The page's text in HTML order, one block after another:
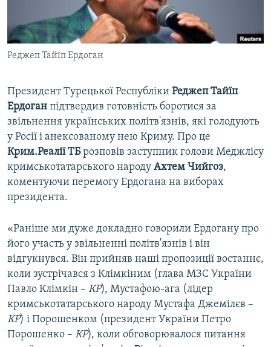
СВІДЧЕННЯ ОКУПАЦІЇ
УКРАЇНСЬКА ПРОБЛЕМА КРИМУ
ІНФОГРАФІКА
Qırımtatar
ДОЛУЧАЙСЯ!
Усі сайти RFE/RL
Реджеп Тайїп Ердоган
Президент Турецької Республіки Реджеп Тайїп
Ердоган підтвердив готовність боротися за
звільнення українських політв'язнів, які голодують
у Росії і анексованому нею Криму. Про це
Крим.Реалії ТБрозповів заступник голови Меджлісу
кримськотатарського народу Ахтем Чийгоз,
коментуючи перемогу Ердогана на виборах
президента.
«Раніше ми дуже докладно говорили Ердогану про
його участь у звільненні політв'язнів і він
відгукнувся. Він прийняв наші пропозиції востаннє,
коли зустрічався з Клімкіним (глава МЗС України
Павло Клімкін – КР), Мустафою-ага (лідер
кримськотатарського народу Мустафа Джемілєв –
КР) і Порошенком (президент України Петро
Порошенко – КР), коли обговорювалося питання